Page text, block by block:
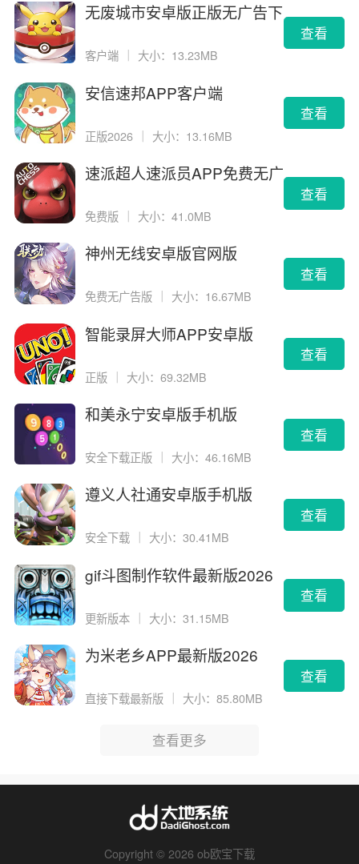
无废城市安卓版正版无广告下
客户端 大小：13.23MB
查看
安信速邦APP客户端
正版2026 ｜ 大小：13.16MB
查看
速派超人速派员APP免费无广
免费版 大小：41.0MB
查看
神州无线安卓版官网版
免费无广告版 大小：16.67MB
查看
智能录屏大师APP安卓版
正版 ｜ 大小：69.32MB
查看
和美永宁安卓版手机版
安全下载正版 大小：46.16MB
查看
遵义人社通安卓版手机版
安全下载 大小：30.41MB
查看
gif斗图制作软件最新版2026
更新版本 ｜ 大小：31.15MB
查看
为米老乡APP最新版2026
直接下载最新版 大小：85.80MB
查看
查看更多
Copyright © 2026 ob欧宝下载